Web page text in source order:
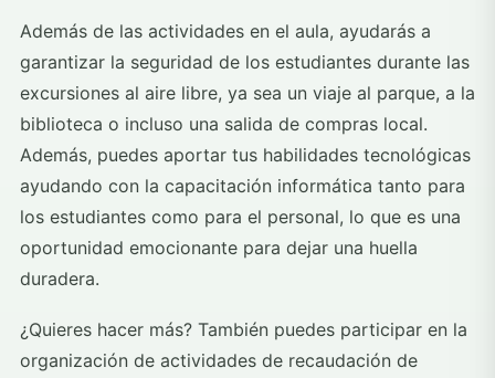
Además de las actividades en el aula, ayudarás a
garantizar la seguridad de los estudiantes durante las
excursiones al aire libre, ya sea un viaje al parque, a la
biblioteca o incluso una salida de compras local.
Además, puedes aportar tus habilidades tecnológicas
ayudando con la capacitación informática tanto para
los estudiantes como para el personal, lo que es una
oportunidad emocionante para dejar una huella
duradera.
¿Quieres hacer más? También puedes participar en la
organización de actividades de recaudación de